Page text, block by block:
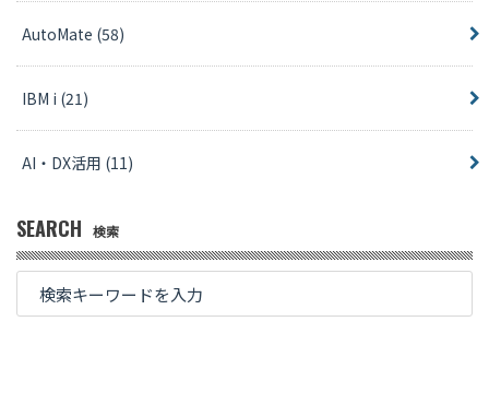
AutoMate (58)
IBM i (21)
AI・DX活用 (11)
SEARCH 検索